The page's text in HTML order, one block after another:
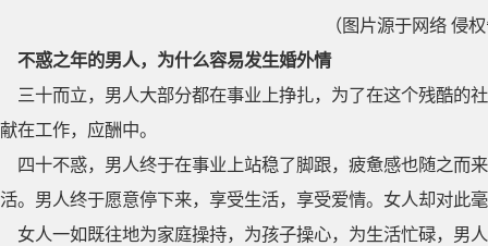
（图片源于网络 侵
不惑之年的男人，为什么容易发生婚外情
三十而立，男人大部分都在事业上挣扎，为了在这个残酷的
献在工作，应酬中。
四十不惑，男人终于在事业上站稳了脚跟，疲惫感也随之而
活。男人终于愿意停下来，享受生活，享受爱情。女人却对此
女人一如既往地为家庭操持，为孩子操心，为生活忙碌，男